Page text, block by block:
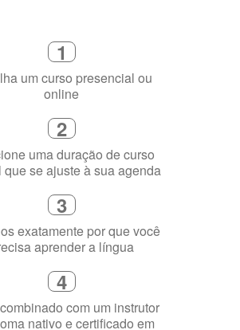
um curso presencial ou
online
uma duração de curso
que se ajuste à sua agenda
exatamente por que você
aprender a língua
combinado com um instrutor
nativo e certificado em
cidade (ou online)